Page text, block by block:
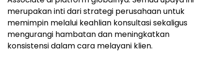
merupakan inti dari strategi perusahaan untuk
memimpin melalui keahlian konsultasi sekaligus
mengurangi hambatan dan meningkatkan
konsistensi dalam cara melayani klien.